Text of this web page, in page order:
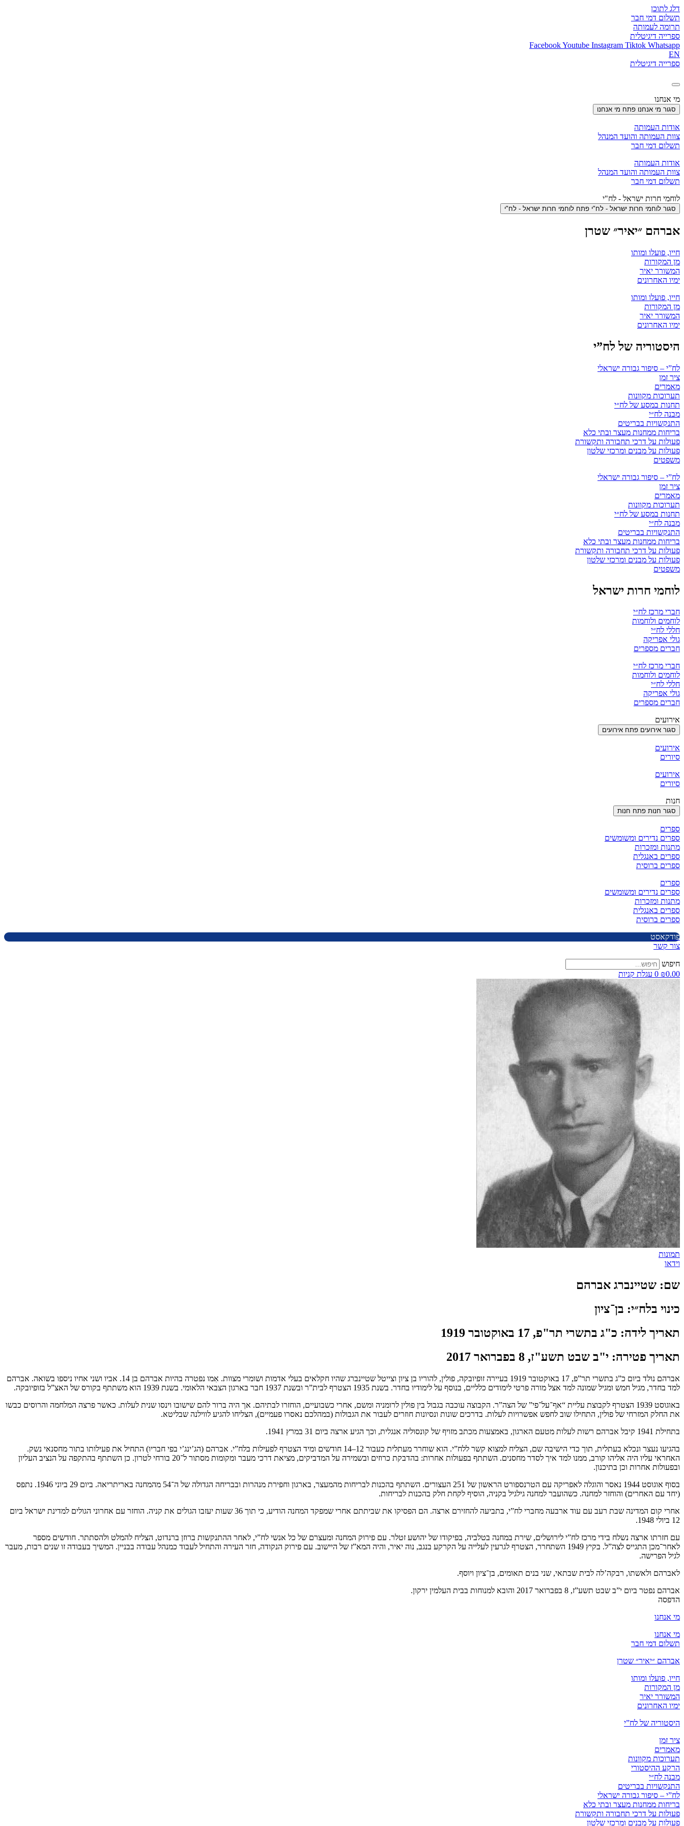
דלג לתוכן
תשלום דמי חבר
תרומה לעמותה
ספרייה דיגיטלית
FacebookYoutube Instagram Tiktok Whatsapp
EN
ספרייה דיגיטלית
מי אנחנו
סגור מי אנחנו פתח מי אנחנו
אודות העמותה
צוות העמותה והועד המנהל
תשלום דמי חבר
אודות העמותה
צוות העמותה והועד המנהל
תשלום דמי חבר
לוחמי חרות ישראל - לח"י
סגור לוחמי חרות ישראל - לח"י פתח לוחמי חרות ישראל - לח"י
אברהם ״יאיר״ שטרן
חייו, פועלו ומותו
מן המקורות
המשורר יאיר
ימיו האחרונים
חייו, פועלו ומותו
מן המקורות
המשורר יאיר
ימיו האחרונים
היסטוריה של לח”י
לח”י – סיפור גבורה ישראלי
ציר זמן
מאמרים
תערוכות מקוונות
תחנות במסע של לח״י
מבנה לח״י
התנקשויות בבריטים
בריחות ממחנות מעצר ובתי כלא
פעולות על דרכי תחבורה ותקשורת
פעולות על מבנים ומרכזי שלטון
משפטים
לח”י – סיפור גבורה ישראלי
ציר זמן
מאמרים
תערוכות מקוונות
תחנות במסע של לח״י
מבנה לח״י
התנקשויות בבריטים
בריחות ממחנות מעצר ובתי כלא
פעולות על דרכי תחבורה ותקשורת
פעולות על מבנים ומרכזי שלטון
משפטים
לוחמי חרות ישראל
חברי מרכז לח״י
לוחמים ולוחמות
חללי לח״י
גולי אפריקה
חברים מספרים
חברי מרכז לח״י
לוחמים ולוחמות
חללי לח״י
גולי אפריקה
חברים מספרים
אירועים
סגור אירועים פתח אירועים
אירועים
סיורים
אירועים
סיורים
חנות
סגור חנות פתח חנות
ספרים
ספרים נדירים ומשומשים
מתנות ומזכרות
ספרים באנגלית
ספרים ברוסית
ספרים
ספרים נדירים ומשומשים
מתנות ומזכרות
ספרים באנגלית
ספרים ברוסית
פודקאסט
צור קשר
חיפוש
₪0.00
0 עגלת קניות
תמונות
וידאו
שם: שטיינברג אברהם
כינוי בלח״י: בן־ציון
תאריך לידה: כ"ג בתשרי תר"פ, 17 באוקטובר 1919
תאריך פטירה: י"ב שבט תשע"ז, 8 בפברואר 2017
אברהם נולד ביום כ”ג בתשרי תר”פ, 17 באוקטובר 1919 בעיירה זופיובקה, פולין, להוריו בן ציון וצייטל שטיינברג שהיו חקלאים בעלי אדמות ושומרי מצוות. אִמו נפטרה בהיות אברהם בן 14. אביו ושני אחיו ניספו בשואה. אברהם
למד בחדר, מגיל חמש ומגיל שמונה למד אצל מורה פרטי לימודים כלליים, בנוסף על לימודיו בחדר. בשנת 1935 הצטרף לבית”ר ובשנת 1937 חבר בארגון הצבאי הלאומי. בשנת 1939 הוא משתתף בקורס של האצ”ל בזופיובקה.
באוגוסט 1939 הצטרף לקבוצת עליית “אף־על־פי” של הצה”ר. הקבוצה עוכבה בגבול בין פולין לרומניה ומשם, אחרי כשבועיים, הוחזרו לבתיהם. אך היה ברור להם שישובו וינסו שנית לעלות. כאשר פרצה המלחמה והרוסים כבשו
את החלק המזרחי של פולין, התחילו שוב לחפש אפשרויות לעלות. בדרכים שונות ונסיונות חוזרים לעבור את הגבולות (במהלכם נאסרו פעמיים), הצליחו להגיע לווילנה שבליטא.
בתחילת 1941 קיבל אברהם רשות לעלות מטעם הארגון, באמצעות מכתב מזויף של קונסוליה אנגלית, וכך הגיע ארצה ביום 31 במרץ 1941.
בהגיעו נעצר ונכלא בעתלית, תוך כדי הישיבה שם, הצליח למצוא קשר ללח”י. הוא שוחרר מעתלית כעבור 12–14 חודשים ומיד הצטרף לפעילות בלח”י. אברהם (הג’ינג’י בפי חבריו) התחיל את פעילותו בתור מחסנאי נשק.
האחראי עליו היה אליהו קורב, ממנו למד איך לסדר מחסנים. השתתף בפעולות אחרות: בהדבקת כרוזים ובשמירה על המדביקים, מציאת דרכי מעבר ומקומות מסתור ל־20 בורחי לטרון. כן השתתף בהתקפה על הנציב העליון
ובפעולות אחרות וכן בתיכנון.
בסוף אוגוסט 1944 נאסר והוגלה לאפריקה עם הטרנספורט הראשון של 251 העצורים. השתתף בהכנות לבריחות מהמעצר, בארגון וחפירת מנהרות ובבריחה הגדולה של ה־54 מהמחנה באריתריאה. ביום 29 ביוני 1946. נתפס
(יחד עם האחרים) והוחזר למחנה. כשהועבר למחנה גילגיל בקניה, הוסיף לקחת חלק בהכנות לבריחות.
אחרי קום המדינה שבת רעב עם עוד ארבעה מחברי לח”י, בתביעה להחזירם ארצה. הם הפסיקו את שביתתם אחרי שמפקד המחנה הודיע, כי תוך 36 שעות יעזבו הגולים את קניה. הוחזר עם אחרוני הגולים למדינת ישראל ביום
12 ביולי 1948.
עם חזרתו ארצה נשלח בידי מרכז לח”י לירושלים, שירת במחנה בטלביה, בפיקודו של יהושע זטלר. עם פירוק המחנה ומעצרם של כל אנשי לח”י, לאחר ההתנקשות ברוזן ברנדוט, הצליח להמלט ולהסתתר. חודשים מספר
לאחר־מכן התגייס לצה”ל. בקיץ 1949 השתחרר, הצטרף לגרעין לעלייה על הקרקע בנגב, נוה יאיר, והיה המא”ז של היישוב. עם פירוק הנקודה, חזר העירה והתחיל לעבוד כמנהל עבודה בבניין. המשיך בעבודה זו שנים רבות, מעבר
לגיל הפרישה.
לאברהם ולאשתו, רבקה’לה לבית שבתאי, שני בנים תאומים, בן־ציון ויוסף.
אברהם נפטר ביום י”ב שבט תשע”ז, 8 בפברואר 2017 והובא למנוחות בבית העלמין ירקון.
הדפסה
מי אנחנו
מי אנחנו
תשלום דמי חבר
אברהם ״יאיר״ שטרן
חייו, פועלו ומותו
מן המקורות
המשורר יאיר
ימיו האחרונים
היסטוריה של לח”י
ציר זמן
מאמרים
תערוכות מקוונות
הרקע ההיסטורי
מבנה לח״י
התנקשויות בבריטים
לח”י – סיפור גבורה ישראלי
בריחות ממחנות מעצר ובתי כלא
פעולות על דרכי תחבורה ותקשורת
פעולות על מבנים ומרכזי שלטון